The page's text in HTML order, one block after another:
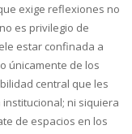
exige reflexiones no
es privilegio de
estar confinada a
únicamente de los
central que les
ni siquiera
de espacios en los